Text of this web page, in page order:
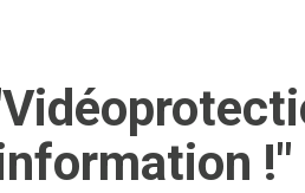
!"